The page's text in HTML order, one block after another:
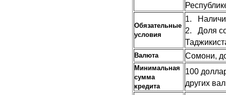
Обязательные
условия
1.
2. Доля
Валюта Сомони,
Минимальная
сумма
кредита
100
других